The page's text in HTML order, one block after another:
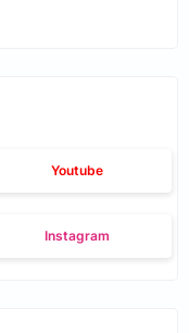
Youtube
Instagram